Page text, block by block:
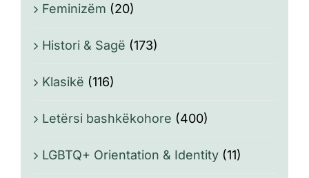
Feminizëm (20)
Histori & Sagë (173)
Klasikë (116)
Letërsi bashkëkohore (400)
LGBTQ+ Orientation & Identity (11)